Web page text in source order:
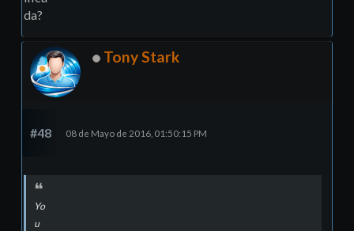
da?
Tony Stark
#48 08 de Mayo de 2016, 01:50:15 PM
Yo
u